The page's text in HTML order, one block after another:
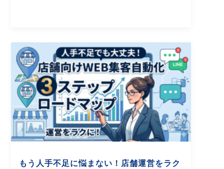
もう人手不足に悩まない！店舗運営をラク